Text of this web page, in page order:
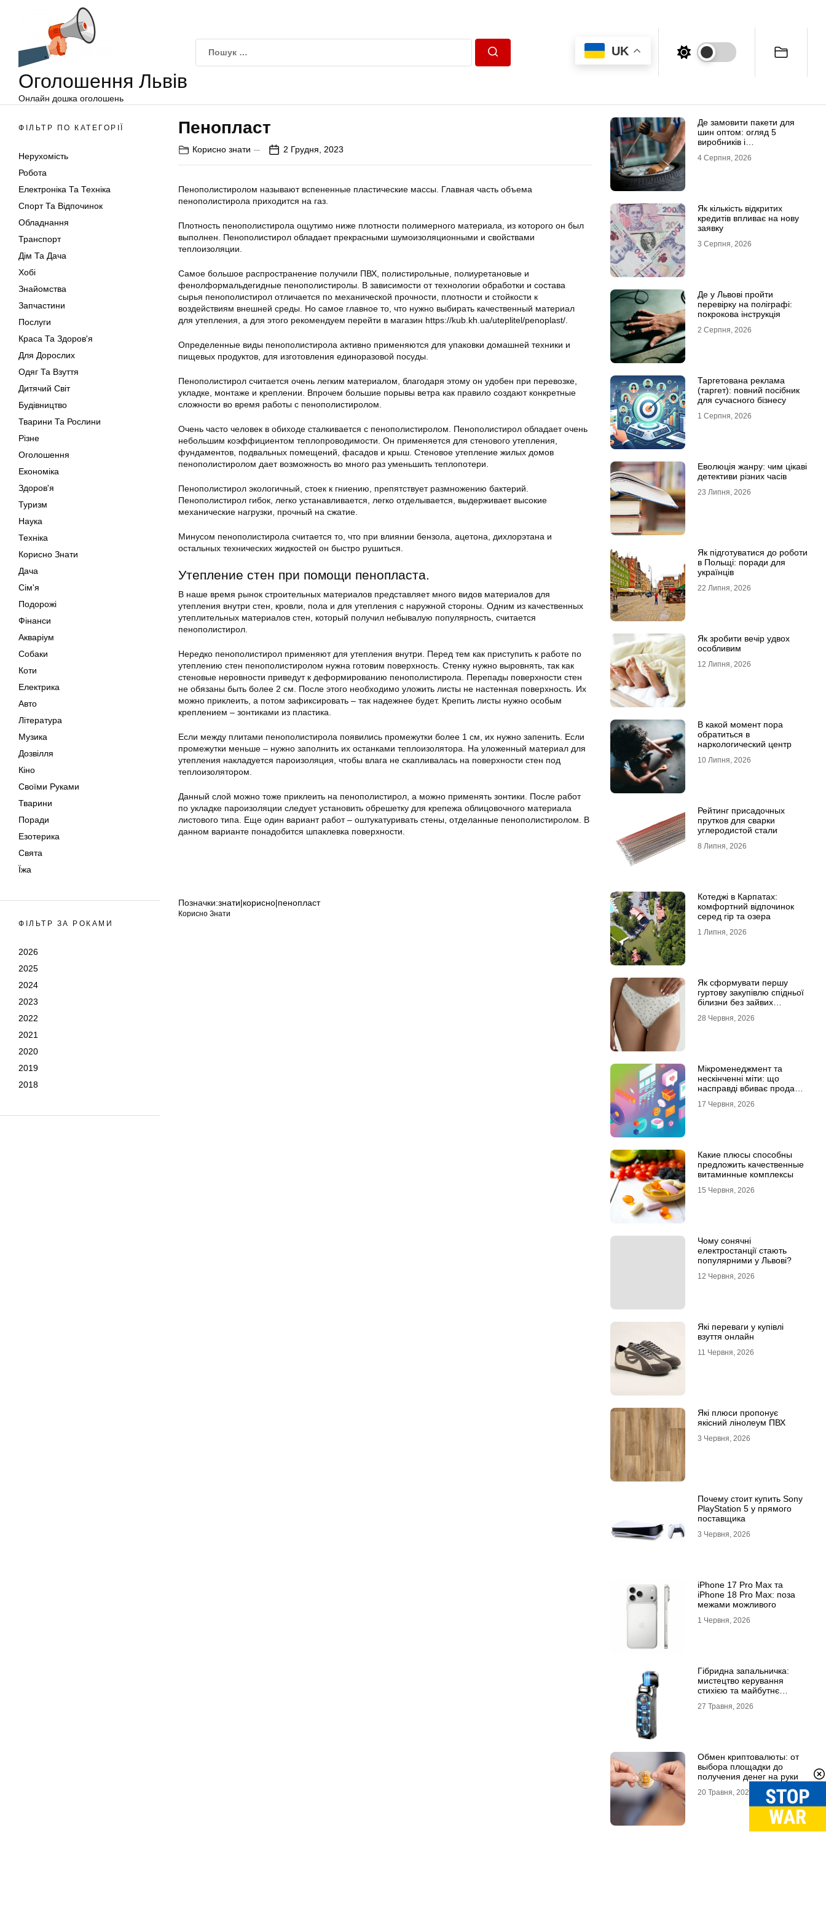
Оголошення Львів
Онлайн дошка оголошень
UK
ФІЛЬТР ПО КАТЕГОРІЇ
Нерухомість
Робота
Електроніка Та Техніка
Спорт Та Відпочинок
Обладнання
Транспорт
Дім Та Дача
Хобі
Знайомства
Запчастини
Послуги
Краса Та Здоров'я
Для Дорослих
Одяг Та Взуття
Дитячий Світ
Будівництво
Тварини Та Рослини
Різне
Оголошення
Економіка
Здоров'я
Туризм
Наука
Техніка
Корисно Знати
Дача
Сім'я
Подорожі
Фінанси
Акваріум
Собаки
Коти
Електрика
Авто
Література
Музика
Дозвілля
Кіно
Своїми Руками
Тварини
Поради
Езотерика
Свята
Їжа
ФІЛЬТР ЗА РОКАМИ
2026
2025
2024
2023
2022
2021
2020
2019
2018
Пенопласт
Корисно знати 2 Грудня, 2023
Пенополистиролом называют вспененные пластические массы. Главная часть объема
пенополистирола приходится на газ.
Плотность пенополистирола ощутимо ниже плотности полимерного материала, из которого он был
выполнен. Пенополистирол обладает прекрасными шумоизоляционными и свойствами
теплоизоляции.
Самое большое распространение получили ПВХ, полистирольные, полиуретановые и
фенолформальдегидные пенополистиролы. В зависимости от технологии обработки и состава
сырья пенополистирол отличается по механической прочности, плотности и стойкости к
воздействиям внешней среды. Но самое главное то, что нужно выбирать качественный материал
для утепления, а для этого рекомендуем перейти в магазин https://kub.kh.ua/uteplitel/penoplast/.
Определенные виды пенополистирола активно применяются для упаковки домашней техники и
пищевых продуктов, для изготовления единоразовой посуды.
Пенополистирол считается очень легким материалом, благодаря этому он удобен при перевозке,
укладке, монтаже и креплении. Впрочем большие порывы ветра как правило создают конкретные
сложности во время работы с пенополистиролом.
Очень часто человек в обиходе сталкивается с пенополистиролом. Пенополистирол обладает очень
небольшим коэффициентом теплопроводимости. Он применяется для стенового утепления,
фундаментов, подвальных помещений, фасадов и крыш. Стеновое утепление жилых домов
пенополистиролом дает возможность во много раз уменьшить теплопотери.
Пенополистирол экологичный, стоек к гниению, препятствует размножению бактерий.
Пенополистирол гибок, легко устанавливается, легко отделывается, выдерживает высокие
механические нагрузки, прочный на сжатие.
Минусом пенополистирола считается то, что при влиянии бензола, ацетона, дихлорэтана и
остальных технических жидкостей он быстро рушиться.
Утепление стен при помощи пенопласта.
В наше время рынок строительных материалов представляет много видов материалов для
утепления внутри стен, кровли, пола и для утепления с наружной стороны. Одним из качественных
утеплительных материалов стен, который получил небывалую популярность, считается
пенополистирол.
Нередко пенополистирол применяют для утепления внутри. Перед тем как приступить к работе по
утеплению стен пенополистиролом нужна готовим поверхность. Стенку нужно выровнять, так как
стеновые неровности приведут к деформированию пенополистирола. Перепады поверхности стен
не обязаны быть более 2 см. После этого необходимо уложить листы не настенная поверхность. Их
можно приклеить, а потом зафиксировать – так надежнее будет. Крепить листы нужно особым
креплением – зонтиками из пластика.
Если между плитами пенополистирола появились промежутки более 1 см, их нужно запенить. Если
промежутки меньше – нужно заполнить их останками теплоизолятора. На уложенный материал для
утепления накладуется пароизоляция, чтобы влага не скапливалась на поверхности стен под
теплоизолятором.
Данный слой можно тоже приклеить на пенополистирол, а можно применять зонтики. После работ
по укладке пароизоляции следует установить обрешетку для крепежа облицовочного материала
листового типа. Еще один вариант работ – оштукатуривать стены, отделанные пенополистиролом. В
данном варианте понадобится шпаклевка поверхности.
Позначки:знати|корисно|пенопласт
Корисно Знати
Де замовити пакети для
шин оптом: огляд 5
виробників і
4 Серпня, 2026
Як кількість відкритих
кредитів впливає на нову
заявку
3 Серпня, 2026
Де у Львові пройти
перевірку на поліграфі:
покрокова інструкція
2 Серпня, 2026
Таргетована реклама
(таргет): повний посібник
для сучасного бізнесу
1 Серпня, 2026
Еволюція жанру: чим цікаві
детективи різних часів
23 Липня, 2026
Як підготуватися до роботи
в Польщі: поради для
українців
22 Липня, 2026
Як зробити вечір удвох
особливим
12 Липня, 2026
В какой момент пора
обратиться в
наркологический центр
10 Липня, 2026
Рейтинг присадочных
прутков для сварки
углеродистой стали
8 Липня, 2026
Котеджі в Карпатах:
комфортний відпочинок
серед гір та озера
1 Липня, 2026
Як сформувати першу
гуртову закупівлю спідньої
білизни без зайвих
28 Червня, 2026
Мікроменеджмент та
нескінченні міти: що
насправді вбиває продажі
17 Червня, 2026
Какие плюсы способны
предложить качественные
витаминные комплексы
15 Червня, 2026
Чому сонячні
електростанції стають
популярними у Львові?
12 Червня, 2026
Які переваги у купівлі
взуття онлайн
11 Червня, 2026
Які плюси пропонує
якісний лінолеум ПВХ
3 Червня, 2026
Почему стоит купить Sony
PlayStation 5 у прямого
поставщика
3 Червня, 2026
iPhone 17 Pro Max та
iPhone 18 Pro Max: поза
межами можливого
1 Червня, 2026
Гібридна запальничка:
мистецтво керування
стихією та майбутнє
27 Травня, 2026
Обмен криптовалюты: от
выбора площадки до
получения денег на руки
20 Травня, 2026